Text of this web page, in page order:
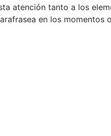
atención tanto a los
en los